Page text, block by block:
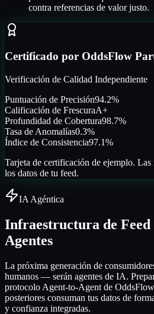
contra referencias de valor justo.
Certificado por OddsFlow
Verificación de Calidad Independiente
Puntuación de Precisión94.2%
Calificación de FrescuraA+
Profundidad de Cobertura98.7%
Tasa de Anomalías0.3%
Índice de Consistencia97.1%
Tarjeta de certificación de ejemplo. Las
los datos de tu feed.
IA Agéntica
Infraestructura de
Agentes
La próxima generación de
humanos — serán agentes de IA.
protocolo Agent-to-Agent de
posteriores consuman tus datos de
y confianza integradas.